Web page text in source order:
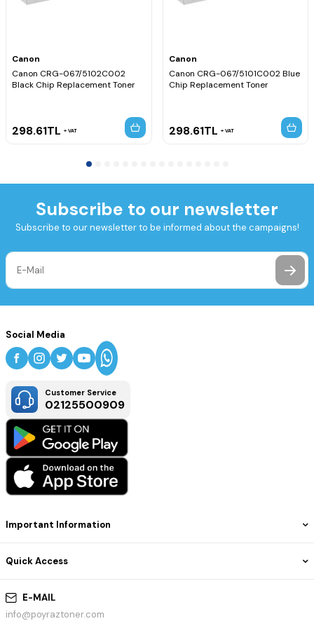
Canon
Canon CRG-067/5102C002
Black Chip Replacement Toner
298.61TL VAT
Canon
Canon CRG-067/5101C002 Blue
Chip Replacement Toner
298.61TL VAT
Subscribe to our newsletter
Subscribe to our newsletter to be informed about the campaigns!
E-MAIL
info@poyraztoner.com
Important Information
Quick Access
Social Media
Customer Service
02125500909